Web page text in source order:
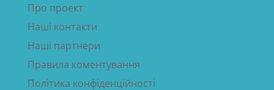
Про проект
Наші контакти
Наші партнери
Правила коментування
Політика конфіденційності